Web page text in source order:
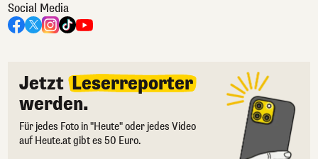
Social Media
Jetzt Leserreporter
werden.
Für jedes Foto in "Heute" oder jedes Video
auf Heute.at gibt es 50 Euro.